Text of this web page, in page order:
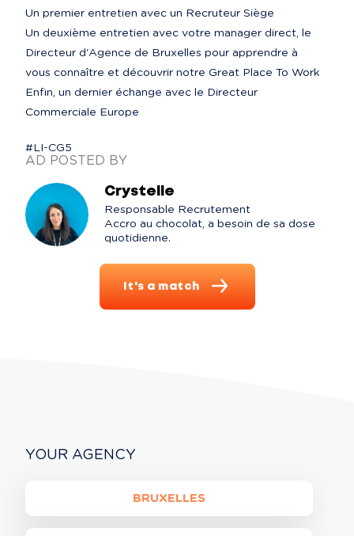
Un premier entretien avec un Recruteur Siège
Un deuxième entretien avec votre manager direct, le
Directeur d'Agence de Bruxelles pour apprendre à
vous connaître et découvrir notre Great Place To Work
Enfin, un dernier échange avec le Directeur
Commerciale Europe
#LI-CG5
AD POSTED BY
Crystelle
Responsable Recrutement
Accro au chocolat, a besoin de sa dose
quotidienne.
It's a match
YOUR AGENCY
BRUXELLES